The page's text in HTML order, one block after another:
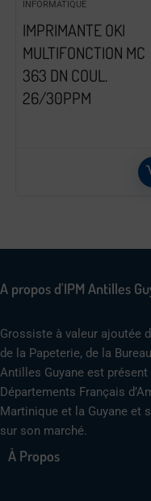
INFORMATIQUE
IMPRIMANTE OKI
MULTIFONCTION MC
363 DN COUL.
26/30PPM
A propos d'IPM Antilles
Grossiste à valeur ajoutée
de la Papeterie, de la
Antilles Guyane est
Départements Français
Martinique et la Guyane et
sur son marché.
À Propos